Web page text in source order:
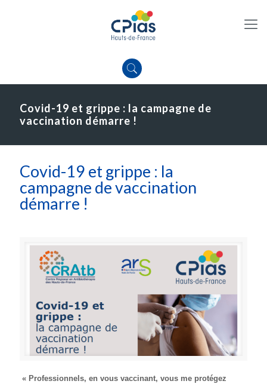
Covid-19 et grippe : la campagne de
vaccination démarre !
Covid-19 et grippe : la
campagne de vaccination
démarre !
« Professionnels, en vous vaccinant, vous me protégez